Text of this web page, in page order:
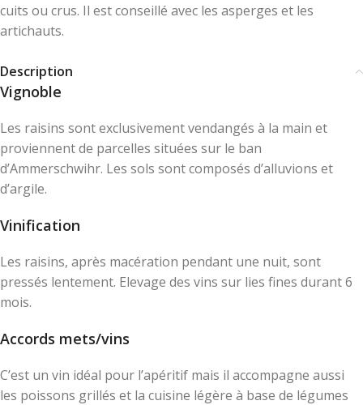
cuits ou crus. Il est conseillé avec les asperges et les
artichauts.
Description
Vignoble
Les raisins sont exclusivement vendangés à la main et
proviennent de parcelles situées sur le ban
d’Ammerschwihr. Les sols sont composés d’alluvions et
d’argile.
Vinification
Les raisins, après macération pendant une nuit, sont
pressés lentement. Elevage des vins sur lies fines durant 6
mois.
Accords mets/vins
C’est un vin idéal pour l’apéritif mais il accompagne aussi
les poissons grillés et la cuisine légère à base de légumes